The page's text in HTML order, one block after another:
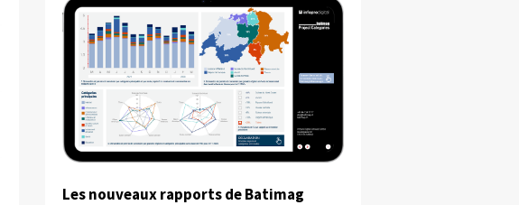
Les nouveaux rapports de Batimag